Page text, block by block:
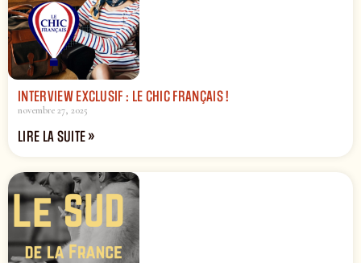
INTERVIEW EXCLUSIF : LE CHIC FRANÇAIS !
novembre 27, 2025
LIRE LA SUITE »